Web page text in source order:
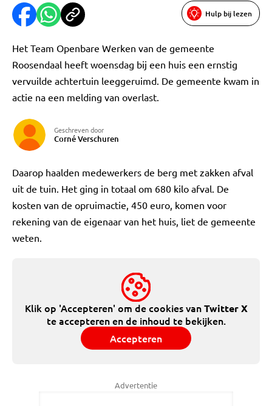
Hulp bij lezen
Het Team Openbare Werken van de gemeente
Roosendaal heeft woensdag bij een huis een ernstig
vervuilde achtertuin leeggeruimd. De gemeente kwam in
actie na een melding van overlast.
Geschreven door
Corné Verschuren
Daarop haalden medewerkers de berg met zakken afval
uit de tuin. Het ging in totaal om 680 kilo afval. De
kosten van de opruimactie, 450 euro, komen voor
rekening van de eigenaar van het huis, liet de gemeente
weten.
Klik op 'Accepteren' om de cookies vanTwitter X
te accepteren en de inhoud te bekijken.
Accepteren
Advertentie